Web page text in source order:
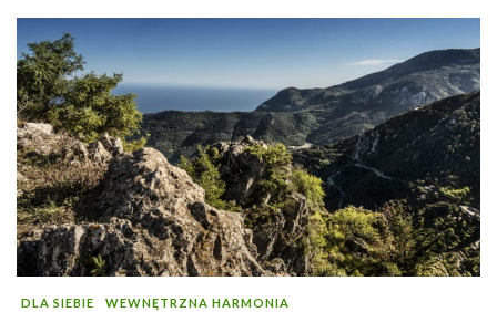
DLA SIEBIE WEWNĘTRZNA HARMONIA